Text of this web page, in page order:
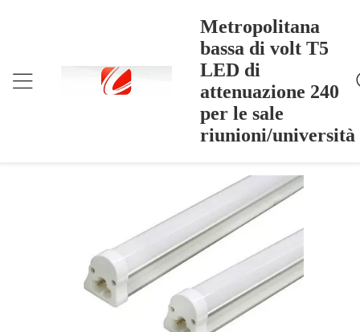
Metropolitana
bassa di volt T5
LED di
attenuazione 240
per le sale
riunioni/università
Casa>
Metropolitana Bassa Di Volt T5 LED Di Attenuazione
240 Per Le Sale Riunioni/università
Metropolitana bassa di volt T5 LED di
attenuazione 240 per le sale